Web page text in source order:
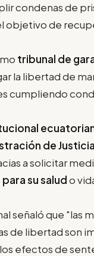
condenas de
objetivo de
tribunal de
la libertad de
cumpliendo
de Justicia
a solicitar
su saludo
señaló que "las
de libertad son
efectos de